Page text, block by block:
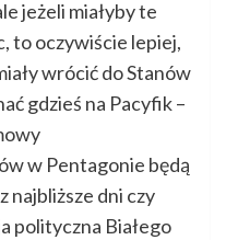
jeżeli miałyby te
to oczywiście lepiej,
wrócić do Stanów
gdzieś na Pacyfik –
w Pentagonie będą
najbliższe dni czy
polityczna Białego